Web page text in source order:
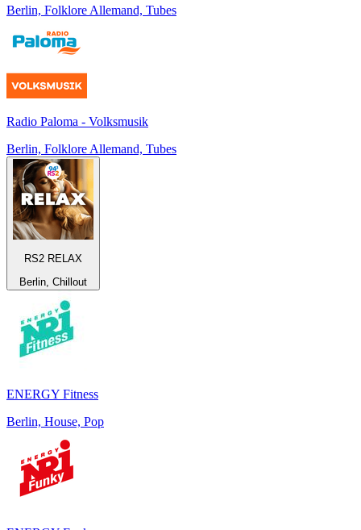
Berlin, Folklore Allemand, Tubes
Radio Paloma - Volksmusik
Berlin, Folklore Allemand, Tubes
RS2 RELAX
Berlin, Chillout
ENERGY Fitness
Berlin, House, Pop